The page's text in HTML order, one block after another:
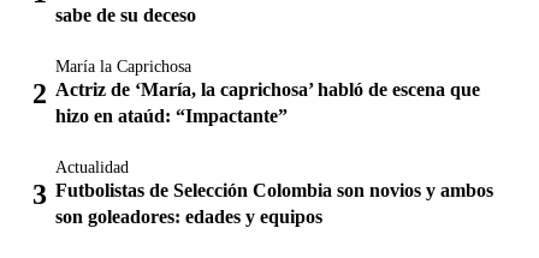
sabe de su deceso
María la Caprichosa
Actriz de ‘María, la caprichosa’ habló de escena que
hizo en ataúd: “Impactante”
Actualidad
Futbolistas de Selección Colombia son novios y ambos
son goleadores: edades y equipos